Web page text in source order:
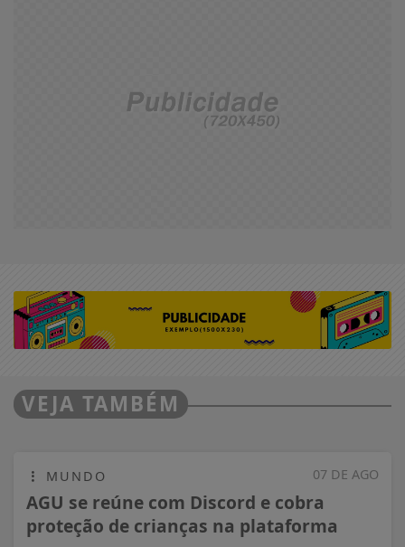
VEJA TAMBÉM
07 DE AGO
MUNDO
AGU se reúne com Discord e cobra
proteção de crianças na plataforma